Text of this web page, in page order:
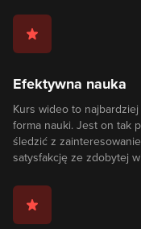
Efektywna nauka
Kurs wideo to
forma nauki. Jest on tak
śledzić z
satysfakcję ze zdobytej